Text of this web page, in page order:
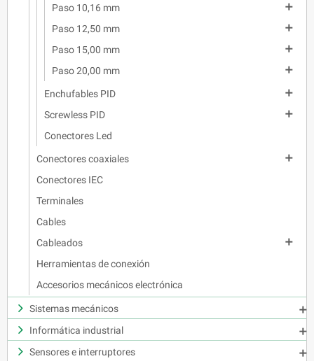
Paso 10,16 mm

Paso 12,50 mm

Paso 15,00 mm

Paso 20,00 mm

Enchufables PID

Screwless PID

Conectores Led
Conectores coaxiales

Conectores IEC
Terminales
Cables
Cableados

Herramientas de conexión
Accesorios mecánicos electrónica
Sistemas mecánicos

Informática industrial

Sensores e interruptores
